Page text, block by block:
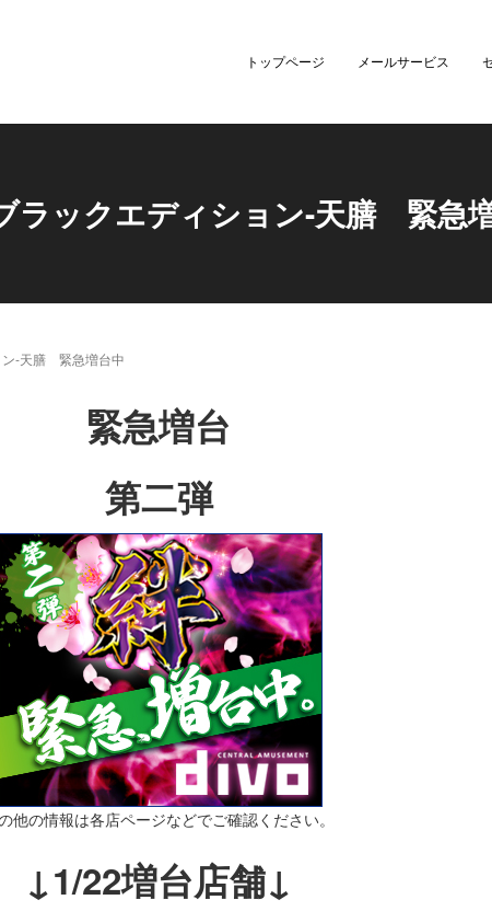
トップページ メールサービス
ラックエディション-天膳 緊急
ン-天膳 緊急増台中
緊急増台
第二弾
他の情報は各店ページなどでご確認ください。
↓1/22増台店舗↓